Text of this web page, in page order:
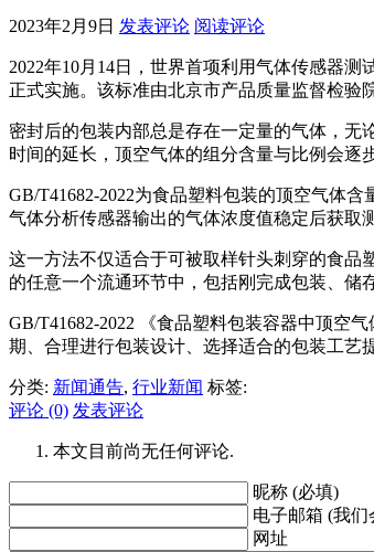
2023年2月9日 发表评论 阅读评论
2022年10月14日，世界首项利用气体传感器
正式实施。该标准由北京市产品质量监督检验
密封后的包装内部总是存在一定量的气体，无
时间的延长，顶空气体的组分含量与比例会逐
GB/T41682-2022为食品塑料包装的顶空气体
气体分析传感器输出的气体浓度值稳定后获取
这一方法不仅适合于可被取样针头刺穿的食品
的任意一个流通环节中，包括刚完成包装、储
GB/T41682-2022 《食品塑料包装容器中顶空
期、合理进行包装设计、选择适合的包装工艺
分类: 新闻通告, 行业新闻 标签:
评论 (0) 发表评论
本文目前尚无任何评论.
昵称 (必填)
电子邮箱 (我
网址